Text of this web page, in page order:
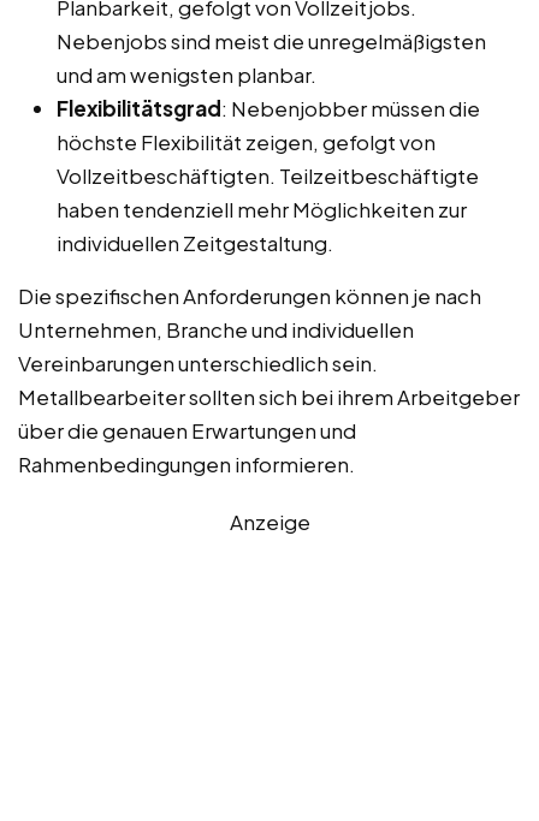
Planbarkeit, gefolgt von Vollzeitjobs.
Nebenjobs sind meist die unregelmäßigsten
und am wenigsten planbar.
Flexibilitätsgrad: Nebenjobber müssen die
höchste Flexibilität zeigen, gefolgt von
Vollzeitbeschäftigten. Teilzeitbeschäftigte
haben tendenziell mehr Möglichkeiten zur
individuellen Zeitgestaltung.
Die spezifischen Anforderungen können je nach
Unternehmen, Branche und individuellen
Vereinbarungen unterschiedlich sein.
Metallbearbeiter sollten sich bei ihrem Arbeitgeber
über die genauen Erwartungen und
Rahmenbedingungen informieren.
Anzeige